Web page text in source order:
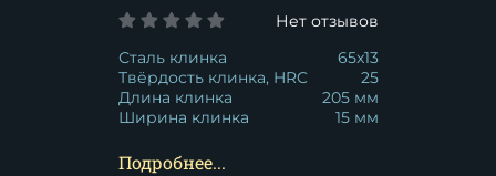
Нет отзывов
Сталь клинка
65x13
Твёрдость клинка, HRC
25
Длина клинка
205 мм
Ширина клинка
15 мм
Подробнее...